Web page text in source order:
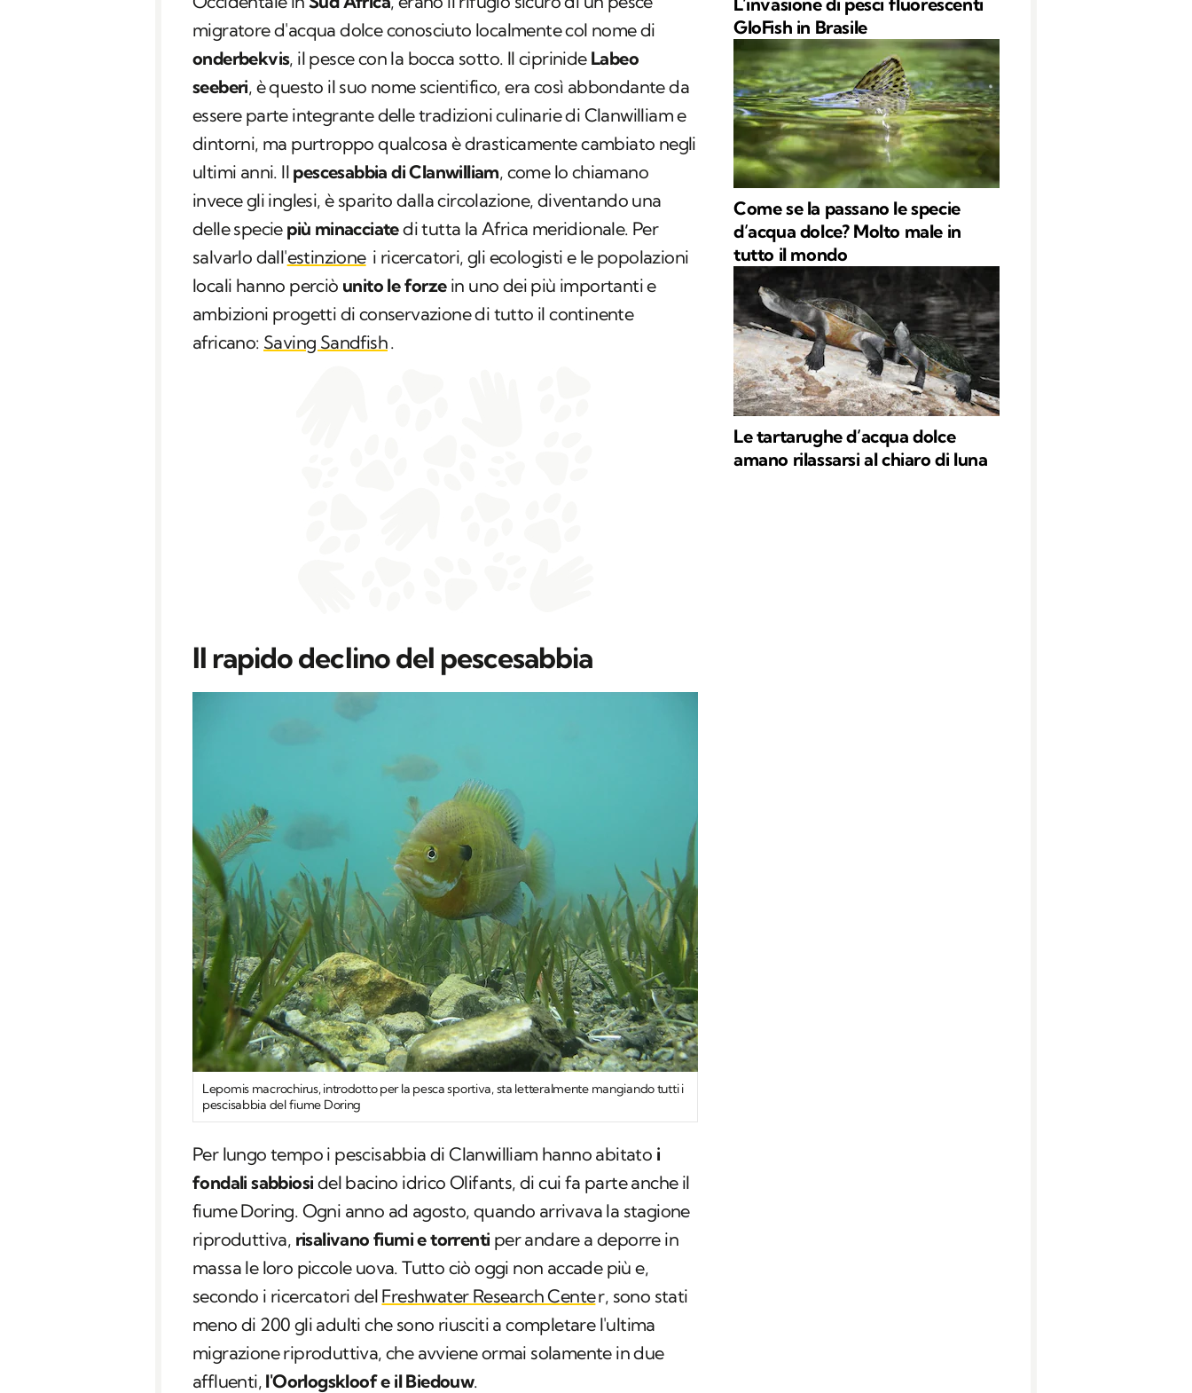
migratore d'acqua dolce conosciuto localmente col nome di
onderbekvis, il pesce con la bocca sotto. Il ciprinide Labeo
seeberi, è questo il suo nome scientifico, era così abbondante da
essere parte integrante delle tradizioni culinarie di Clanwilliam e
dintorni, ma purtroppo qualcosa è drasticamente cambiato negli
ultimi anni. Il pescesabbia di Clanwilliam, come lo chiamano
invece gli inglesi, è sparito dalla circolazione, diventando una
delle specie più minacciatedi tutta la Africa meridionale. Per
salvarlo dall'estinzione i ricercatori, gli ecologisti e le popolazioni
locali hanno perciò unito le forzein uno dei più importanti e
ambizioni progetti di conservazione di tutto il continente
africano: Saving Sandfish.
Il rapido declino del pescesabbia
Lepomis macrochirus, introdotto per la pesca sportiva, sta letteralmente mangiando tutti i
pescisabbia del fiume Doring
Per lungo tempo i pescisabbia di Clanwilliam hanno abitato i
fondali sabbiosi del bacino idrico Olifants, di cui fa parte anche il
fiume Doring. Ogni anno ad agosto, quando arrivava la stagione
riproduttiva, risalivano fiumi e torrenti per andare a deporre in
massa le loro piccole uova. Tutto ciò oggi non accade più e,
secondo i ricercatori del Freshwater Research Center, sono stati
meno di 200 gli adulti che sono riusciti a completare l'ultima
migrazione riproduttiva, che avviene ormai solamente in due
affluenti, l'Oorlogskloof e il Biedouw.
GloFish in Brasile
Come se la passano le specie
d’acqua dolce? Molto male in
tutto il mondo
Le tartarughe d’acqua dolce
amano rilassarsi al chiaro di luna